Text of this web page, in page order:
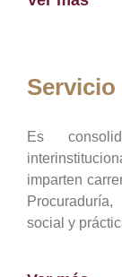
Servicio
Es
imparten
social y